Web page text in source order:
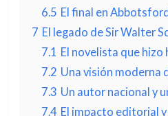
6.5 El final en Abbotsford
7 El legado de Sir Walter
7.1 El novelista que hizo
7.2 Una visión moderna
7.3 Un autor nacional y
7.4 El impacto editorial